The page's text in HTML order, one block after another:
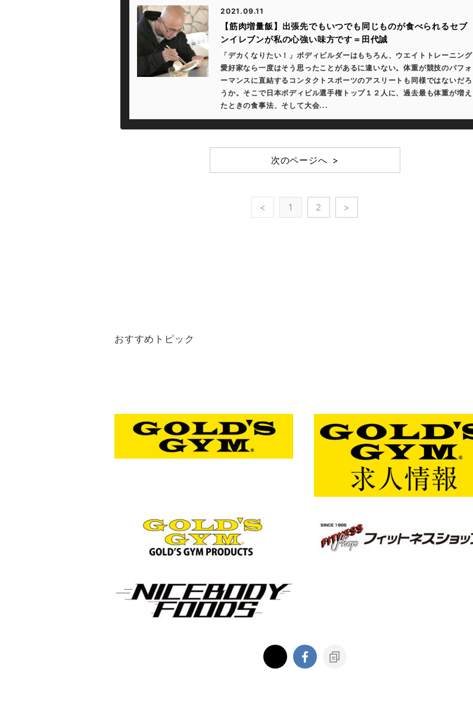
2021.09.11
【筋肉増量飯】出張先でもいつでも同じものが食べられるセブ
ンイレブンが私の心強い味方です＝田代誠
「デカくなりたい！」ボディビルダーはもちろん、ウエイトトレーニング
愛好家なら一度はそう思ったことがあるに違いない。体重が競技のパフォ
ーマンスに直結するコンタクトスポーツのアスリートも同様ではないだろ
うか。そこで日本ボディビル選手権トップ１２人に、過去最も体重が増え
たときの食事法、そして大会...
次のページへ >
< 1 2 >
おすすめトピック